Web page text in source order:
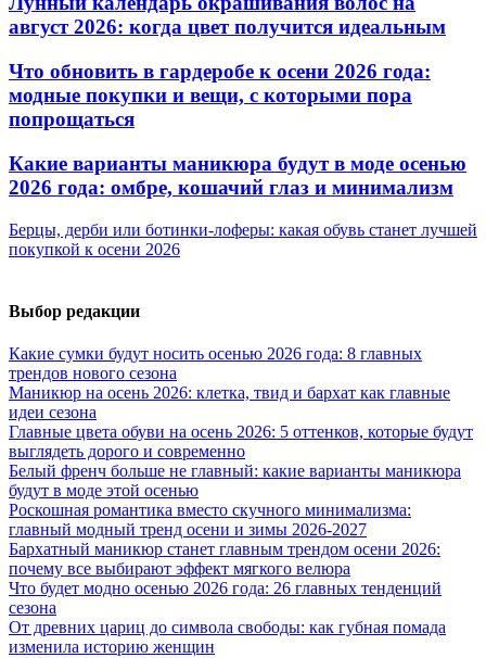
август 2026: когда цвет получится идеальным
Что обновить в гардеробе к осени 2026 года:
модные покупки и вещи, с которыми пора
попрощаться
Какие варианты маникюра будут в моде осенью
2026 года: омбре, кошачий глаз и минимализм
Берцы, дерби или ботинки-лоферы: какая обувь станет лучшей
покупкой к осени 2026
Выбор редакции
Какие сумки будут носить осенью 2026 года: 8 главных
трендов нового сезона
Маникюр на осень 2026: клетка, твид и бархат как главные
идеи сезона
Главные цвета обуви на осень 2026: 5 оттенков, которые будут
выглядеть дорого и современно
Белый френч больше не главный: какие варианты маникюра
будут в моде этой осенью
Роскошная романтика вместо скучного минимализма:
главный модный тренд осени и зимы 2026-2027
Бархатный маникюр станет главным трендом осени 2026:
почему все выбирают эффект мягкого велюра
Что будет модно осенью 2026 года: 26 главных тенденций
сезона
От древних цариц до символа свободы: как губная помада
изменила историю женщин